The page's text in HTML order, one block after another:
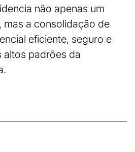
não apenas um
mas a consolidação de
eficiente, seguro e
altos padrões da